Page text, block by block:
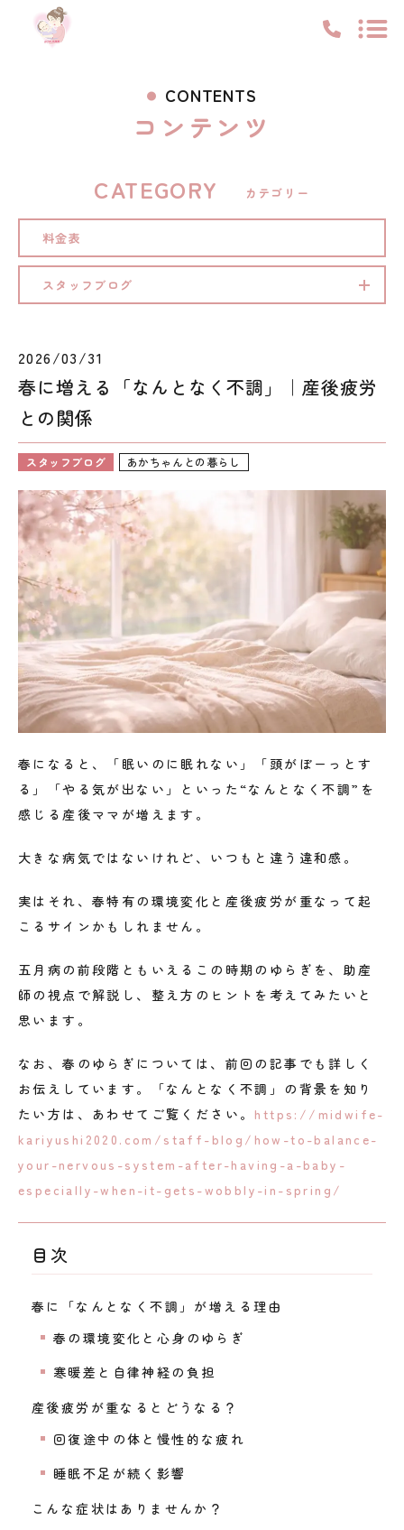
ピックアップ
サポート内容
お知らせ
コンテンツ
スタッフブログ
キャンペーン
コンテンツ
アクセス
料金表
スタッフブログ
CONTENTS
コンテンツ
2026/03/31
春に増える「なんとなく不調」｜産後疲労
との関係
スタッフブログ あかちゃんとの暮らし
春になると、「眠いのに眠れない」「頭がぼーっとす
る」「やる気が出ない」といった“なんとなく不調”を
感じる産後ママが増えます。
大きな病気ではないけれど、いつもと違う違和感。
実はそれ、春特有の環境変化と産後疲労が重なって起
こるサインかもしれません。
五月病の前段階ともいえるこの時期のゆらぎを、助産
師の視点で解説し、整え方のヒントを考えてみたいと
思います。
なお、春のゆらぎについては、前回の記事でも詳しく
お伝えしています。「なんとなく不調」の背景を知り
たい方は、あわせてご覧ください。 https://midwife-
kariyushi2020.com/staff-blog/how-to-balance-
your-nervous-system-after-having-a-baby-
especially-when-it-gets-wobbly-in-spring/
目次
春に「なんとなく不調」が増える理由
春の環境変化と心身のゆらぎ
寒暖差と自律神経の負担
産後疲労が重なるとどうなる？
回復途中の体と慢性的な疲れ
睡眠不足が続く影響
こんな症状はありませんか？
CATEGORY カテゴリー
料金表
スタッフブログ